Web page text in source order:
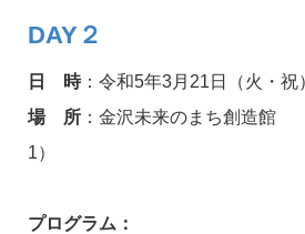
DAY２
日 時：令和5年3月21日（火・
場 所 ：金沢未来のまち創造館
1）
プログラム：